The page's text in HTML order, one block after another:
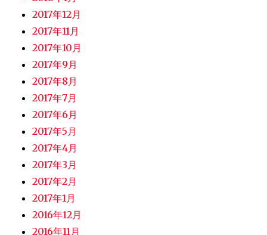
2017年12月
2017年11月
2017年10月
2017年9月
2017年8月
2017年7月
2017年6月
2017年5月
2017年4月
2017年3月
2017年2月
2017年1月
2016年12月
2016年11月